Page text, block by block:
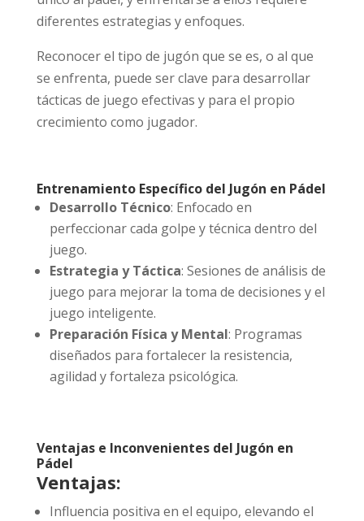
diferentes estrategias y enfoques.
Reconocer el tipo de jugón que se es, o al que
se enfrenta, puede ser clave para desarrollar
tácticas de juego efectivas y para el propio
crecimiento como jugador.
Entrenamiento Específico del Jugón en Pádel
Desarrollo Técnico: Enfocado en
perfeccionar cada golpe y técnica dentro del
juego.
Estrategia y Táctica: Sesiones de análisis de
juego para mejorar la toma de decisiones y el
juego inteligente.
Preparación Física y Mental: Programas
diseñados para fortalecer la resistencia,
agilidad y fortaleza psicológica.
Ventajas e Inconvenientes del Jugón en
Pádel
Ventajas:
Influencia positiva en el equipo, elevando el